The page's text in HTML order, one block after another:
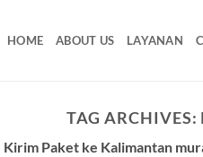
HOME ABOUT US LAYANAN
TAG ARCHIVES:
Paket ke Kalimantan